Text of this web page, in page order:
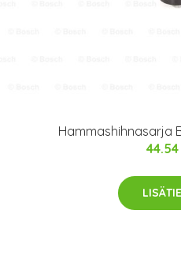
Hammashihnasarja
44.54